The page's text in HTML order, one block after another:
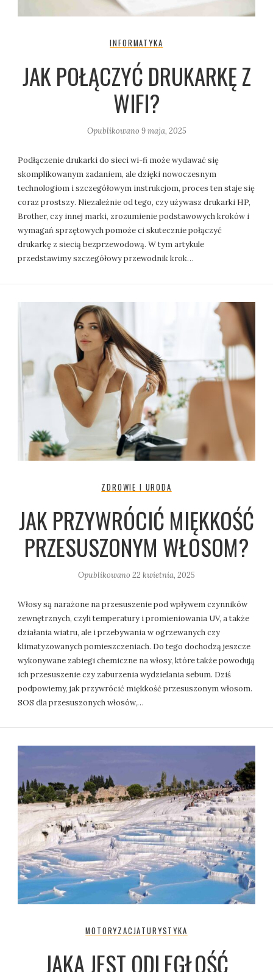
INFORMATYKA
JAK POŁĄCZYĆ DRUKARKĘ Z
WIFI?
Opublikowano 9 maja, 2025
Podłączenie drukarki do sieci wi-fi może wydawać się
skomplikowanym zadaniem, ale dzięki nowoczesnym
technologiom i szczegółowym instrukcjom, proces ten staje się
coraz prostszy. Niezależnie od tego, czy używasz drukarki HP,
Brother, czy innej marki, zrozumienie podstawowych kroków i
wymagań sprzętowych pomoże ci skutecznie połączyć
drukarkę z siecią bezprzewodową. W tym artykule
przedstawimy szczegółowy przewodnik krok…
ZDROWIE I URODA
JAK PRZYWRÓCIĆ MIĘKKOŚĆ
PRZESUSZONYM WŁOSOM?
Opublikowano 22 kwietnia, 2025
Włosy są narażone na przesuszenie pod wpływem czynników
zewnętrznych, czyli temperatury i promieniowania UV, a także
działania wiatru, ale i przebywania w ogrzewanych czy
klimatyzowanych pomieszczeniach. Do tego dochodzą jeszcze
wykonywane zabiegi chemiczne na włosy, które także powodują
ich przesuszenie czy zaburzenia wydzielania sebum. Dziś
podpowiemy, jak przywrócić miękkość przesuszonym włosom.
SOS dla przesuszonych włosów,…
MOTORYZACJATURYSTYKA
JAKA JEST ODLEGŁOŚĆ